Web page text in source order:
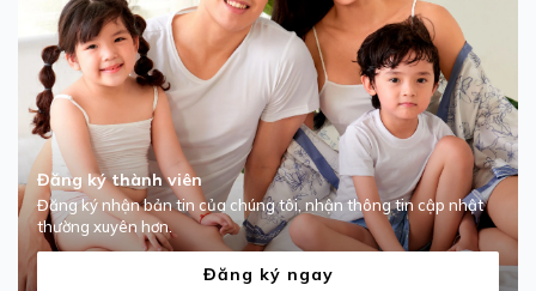
Đăng ký thành viên
Đăng ký nhận bản tin của chúng tôi, nhận thông tin cập nhật
thường xuyên hơn.
Đăng ký ngay